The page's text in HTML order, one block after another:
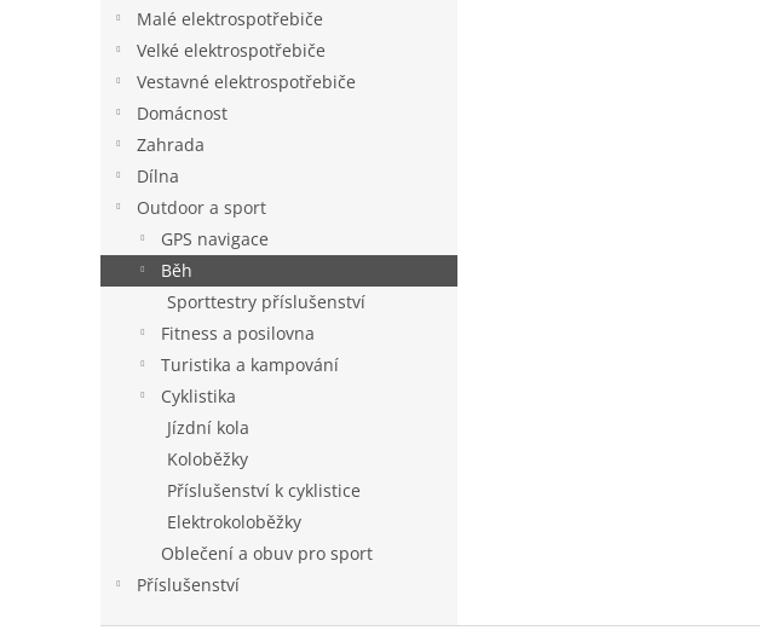
Malé elektrospotřebiče
Velké elektrospotřebiče
Vestavné elektrospotřebiče
Domácnost
Zahrada
Dílna
Outdoor a sport
GPS navigace
Běh
Sporttestry příslušenství
Fitness a posilovna
Turistika a kampování
Cyklistika
Jízdní kola
Koloběžky
Příslušenství k cyklistice
Elektrokoloběžky
Oblečení a obuv pro sport
Příslušenství